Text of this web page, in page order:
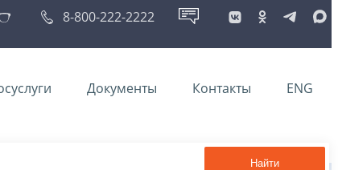
8-800-222-2222
Документы Контакты ENG
Найти